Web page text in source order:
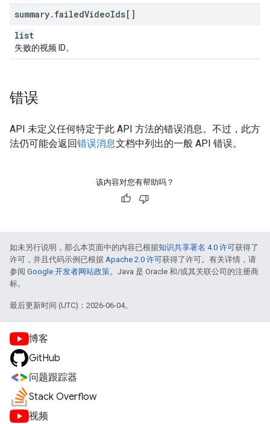
summary. failedVideoIds[]
list
失败的视频 ID。
错误
API 未定义任何特定于此 API 方法的错误消息。不过，此方
法仍可能会返回错误消息文档中列出的一般 API 错误。
该内容对您有帮助吗？
如未另行说明，那么本页面中的内容已根据知识共享署名 4.0 许可获得了
许可，并且代码示例已根据 Apache 2.0 许可获得了许可。有关详情，请
参阅 Google 开发者网站政策。Java 是 Oracle 和/或其关联公司的注册商
标。
最后更新时间 (UTC)：2026-06-04。
博客
GitHub
问题跟踪器
Stack Overflow
视频